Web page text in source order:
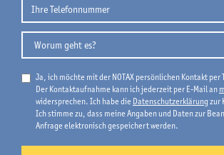
Ja, ich möchte mit der NOTAX persönlichen Kontakt
Der Kontaktaufnahme kann ich jederzeit per E-Mail an
widersprechen. Ich habe die Datenschutzerklärungzur
Ich stimme zu, dass meine Angaben und Daten zur
Anfrage elektronisch gespeichert werden.